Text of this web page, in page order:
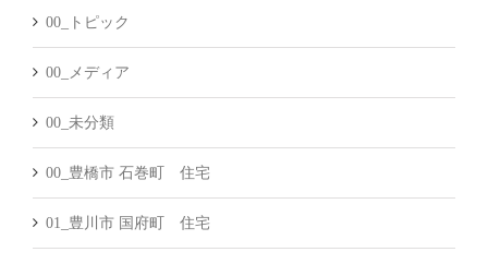
00_トピック
00_メディア
00_未分類
00_豊橋市 石巻町 住宅
01_豊川市 国府町 住宅